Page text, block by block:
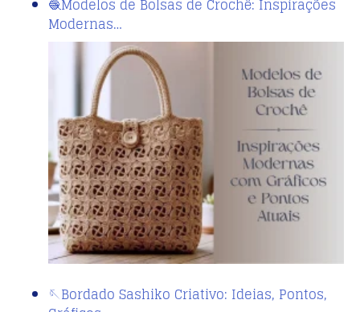
🧶Modelos de Bolsas de Crochê: Inspirações
Modernas…
🪡Bordado Sashiko Criativo: Ideias, Pontos,